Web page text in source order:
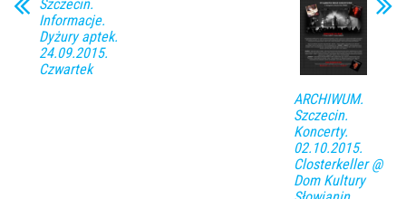
Szczecin.
Informacje.
Dyżury aptek.
24.09.2015.
Czwartek
ARCHIWUM.
Szczecin.
Koncerty.
02.10.2015.
Closterkeller @
Dom Kultury